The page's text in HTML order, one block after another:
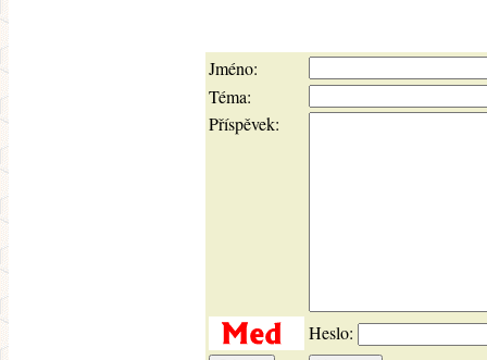
Jméno:
Téma:
Příspěvek:
Heslo: